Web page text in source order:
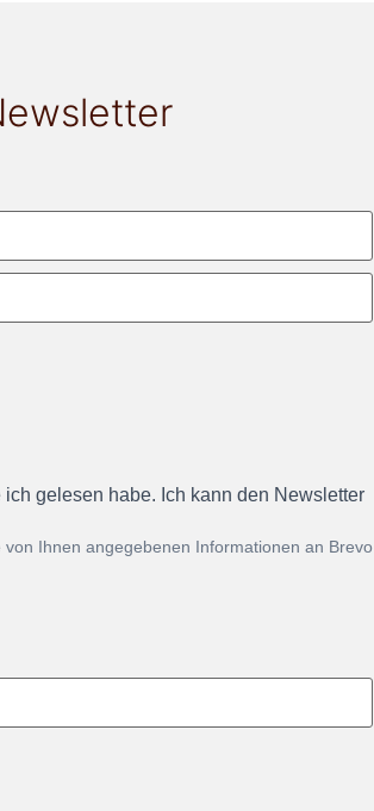
ich gelesen habe. Ich kann den Newsletter
Ihnen angegebenen Informationen an Brevo